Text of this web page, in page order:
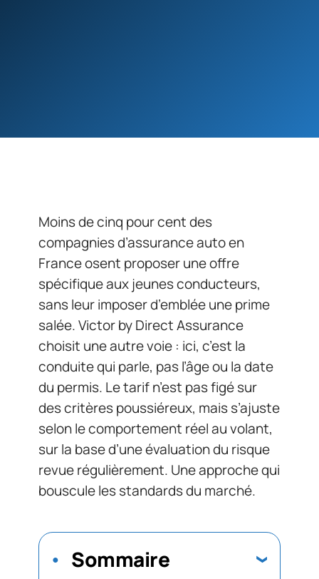
Moins de cinq pour cent des
compagnies d’assurance auto en
France osent proposer une offre
spécifique aux jeunes conducteurs,
sans leur imposer d’emblée une prime
salée. Victor by Direct Assurance
choisit une autre voie : ici, c’est la
conduite qui parle, pas l’âge ou la date
du permis. Le tarif n’est pas figé sur
des critères poussiéreux, mais s’ajuste
selon le comportement réel au volant,
sur la base d’une évaluation du risque
revue régulièrement. Une approche qui
bouscule les standards du marché.
Sommaire